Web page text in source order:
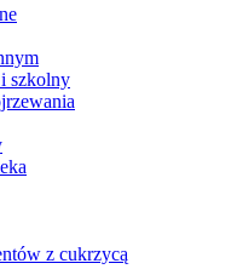
szkolny
z cukrzycą